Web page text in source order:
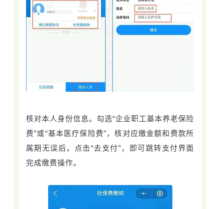
核对本人身份信息。勾选“企业职工基本养老保险
费”或“基本医疗保险费”，核对应缴金额和费款所
属期无误后，点击“去支付”，即可跳转支付界面
完成缴费操作。